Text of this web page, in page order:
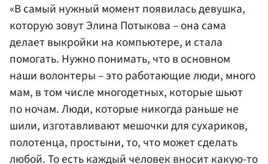
«В самый нужный момент появилась девушка,
которую зовут Элина Потыкова – она сама
делает выкройки на компьютере, и стала
помогать. Нужно понимать, что в основном
наши волонтеры – это работающие люди, много
мам, в том числе многодетных, которые шьют
по ночам. Люди, которые никогда раньше не
шили, изготавливают мешочки для сухариков,
полотенца, простыни, то, что может сделать
любой. То есть каждый человек вносит какую-то